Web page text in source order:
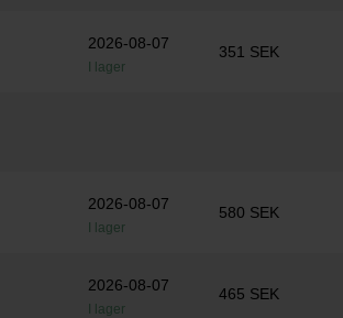
2026-08-07
I lager
351 SEK
2026-08-07
I lager
580 SEK
2026-08-07
I lager
465 SEK